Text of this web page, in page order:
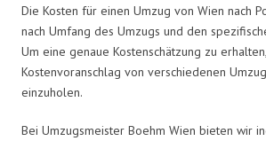
Die Kosten für einen Umzug von Wien nach
nach Umfang des Umzugs und den
Um eine genaue Kostenschätzung zu
Kostenvoranschlag von verschiedenen
einzuholen.
Bei Umzugsmeister Boehm Wien bieten wir